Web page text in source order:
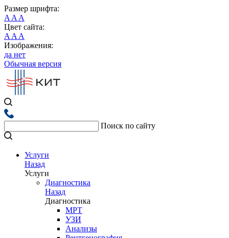
Размер шрифта:
A A A
Цвет сайта:
A A A
Изображения:
да нет
Обычная версия
Поиск по сайту
Услуги
Назад
Услуги
Диагностика
Назад
Диагностика
МРТ
УЗИ
Анализы